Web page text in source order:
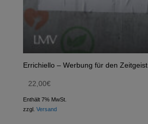
Errichiello – Werbung für den Zeitgeist
22,00€
Enthält 7% MwSt.
zzgl. Versand